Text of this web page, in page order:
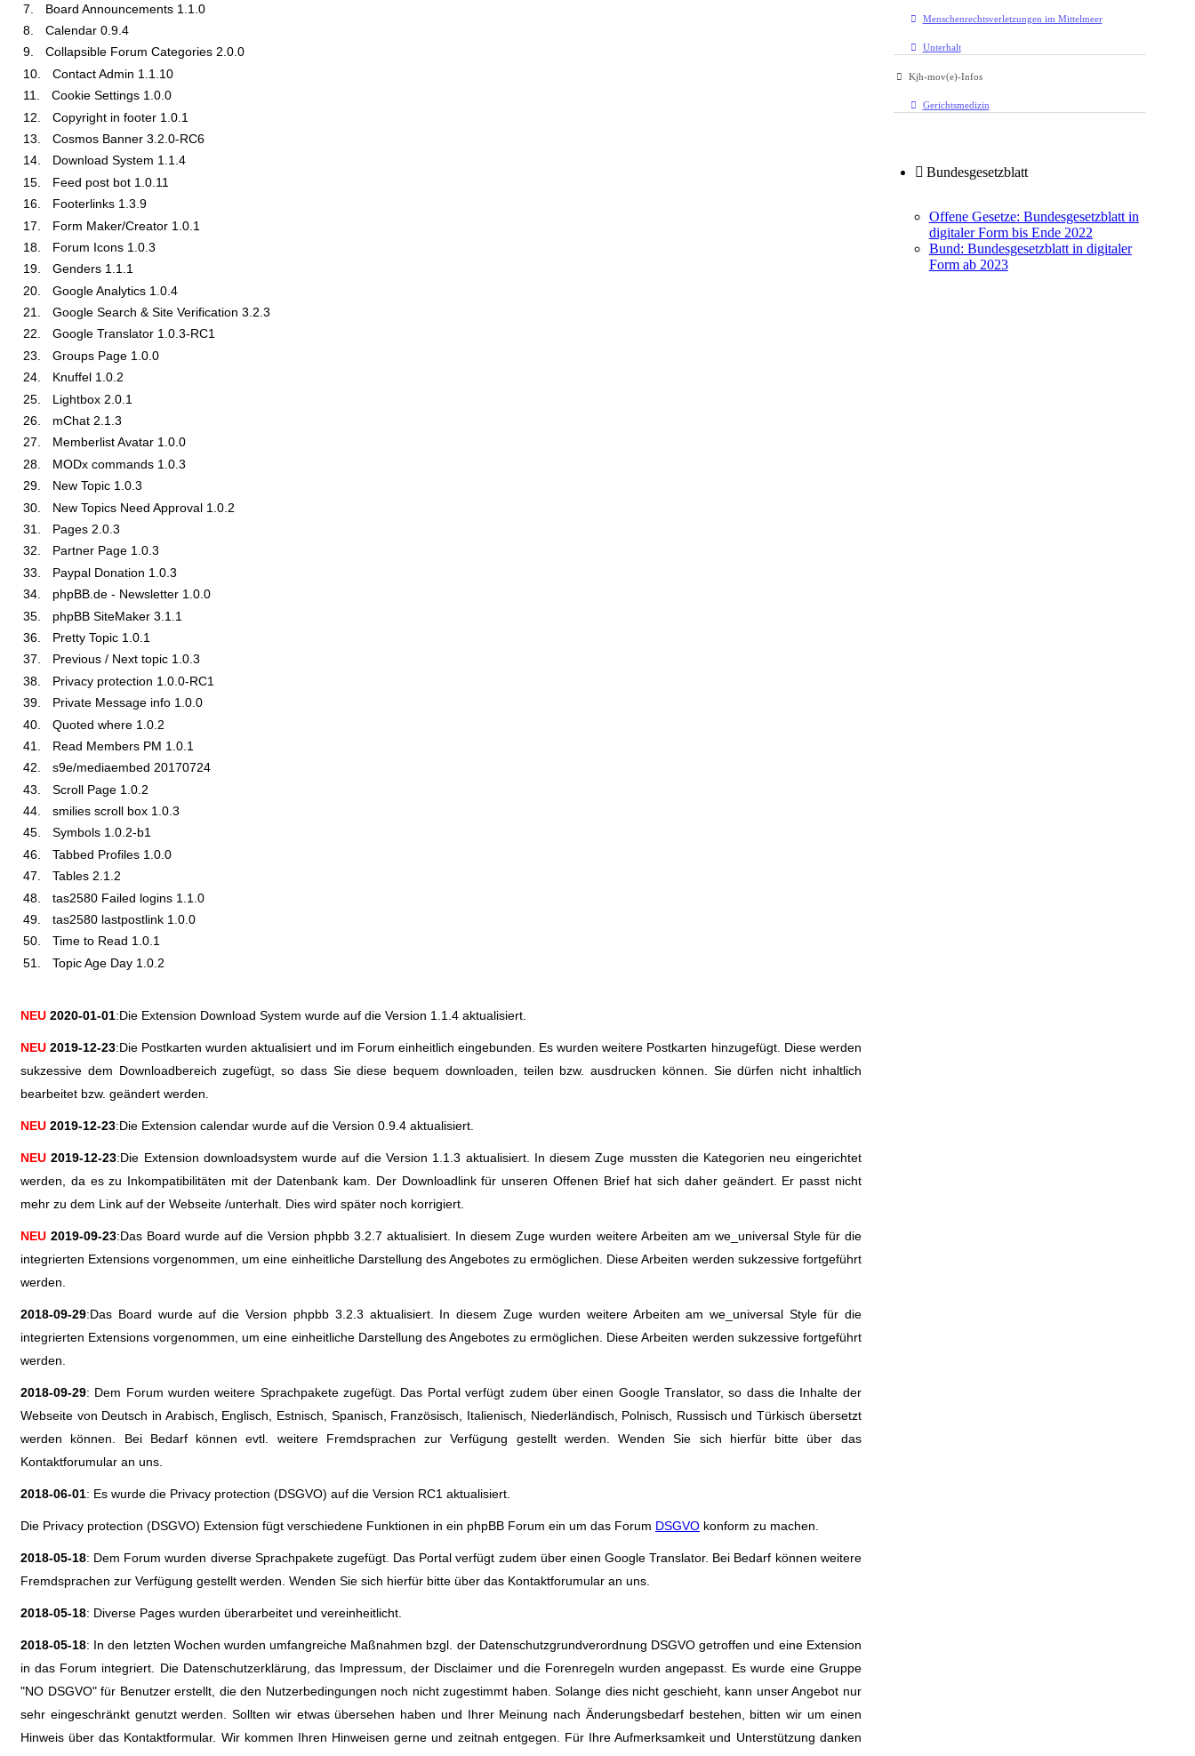
Board Announcements 1.1.0
Calendar 0.9.4
Collapsible Forum Categories 2.0.0
Contact Admin 1.1.10
Cookie Settings 1.0.0
Copyright in footer 1.0.1
Cosmos Banner 3.2.0-RC6
Download System 1.1.4
Feed post bot 1.0.11
Footerlinks 1.3.9
Form Maker/Creator 1.0.1
Forum Icons 1.0.3
Genders 1.1.1
Google Analytics 1.0.4
Google Search & Site Verification 3.2.3
Google Translator 1.0.3-RC1
Groups Page 1.0.0
Knuffel 1.0.2
Lightbox 2.0.1
mChat 2.1.3
Memberlist Avatar 1.0.0
MODx commands 1.0.3
New Topic 1.0.3
New Topics Need Approval 1.0.2
Pages 2.0.3
Partner Page 1.0.3
Paypal Donation 1.0.3
phpBB.de - Newsletter 1.0.0
phpBB SiteMaker 3.1.1
Pretty Topic 1.0.1
Previous / Next topic 1.0.3
Privacy protection 1.0.0-RC1
Private Message info 1.0.0
Quoted where 1.0.2
Read Members PM 1.0.1
s9e/mediaembed 20170724
Scroll Page 1.0.2
smilies scroll box 1.0.3
Symbols 1.0.2-b1
Tabbed Profiles 1.0.0
Tables 2.1.2
tas2580 Failed logins 1.1.0
tas2580 lastpostlink 1.0.0
Time to Read 1.0.1
Topic Age Day 1.0.2
NEU 2020-01-01:Die Extension Download System wurde auf die Version 1.1.4 aktualisiert.
NEU 2019-12-23:Die Postkarten wurden aktualisiert und im Forum einheitlich eingebunden. Es wurden weitere Postkarten hinzugefügt. Diese werden
sukzessive dem Downloadbereich zugefügt, so dass Sie diese bequem downloaden, teilen bzw. ausdrucken können. Sie dürfen nicht inhaltlich
bearbeitet bzw. geändert werden.
NEU 2019-12-23:Die Extension calendar wurde auf die Version 0.9.4 aktualisiert.
NEU 2019-12-23:Die Extension downloadsystem wurde auf die Version 1.1.3 aktualisiert. In diesem Zuge mussten die Kategorien neu eingerichtet
werden, da es zu Inkompatibilitäten mit der Datenbank kam. Der Downloadlink für unseren Offenen Brief hat sich daher geändert. Er passt nicht
mehr zu dem Link auf der Webseite /unterhalt. Dies wird später noch korrigiert.
NEU 2019-09-23:Das Board wurde auf die Version phpbb 3.2.7 aktualisiert. In diesem Zuge wurden weitere Arbeiten am we_universal Style für die
integrierten Extensions vorgenommen, um eine einheitliche Darstellung des Angebotes zu ermöglichen. Diese Arbeiten werden sukzessive fortgeführt
werden.
2018-09-29:Das Board wurde auf die Version phpbb 3.2.3 aktualisiert. In diesem Zuge wurden weitere Arbeiten am we_universal Style für die
integrierten Extensions vorgenommen, um eine einheitliche Darstellung des Angebotes zu ermöglichen. Diese Arbeiten werden sukzessive fortgeführt
werden.
2018-09-29: Dem Forum wurden weitere Sprachpakete zugefügt. Das Portal verfügt zudem über einen Google Translator, so dass die Inhalte der
Webseite von Deutsch in Arabisch, Englisch, Estnisch, Spanisch, Französisch, Italienisch, Niederländisch, Polnisch, Russisch und Türkisch übersetzt
werden können. Bei Bedarf können evtl. weitere Fremdsprachen zur Verfügung gestellt werden. Wenden Sie sich hierfür bitte über das
Kontaktforumular an uns.
2018-06-01: Es wurde die Privacy protection (DSGVO) auf die Version RC1 aktualisiert.
Die Privacy protection (DSGVO) Extension fügt verschiedene Funktionen in ein phpBB Forum ein um das Forum DSGVO konform zu machen.
2018-05-18: Dem Forum wurden diverse Sprachpakete zugefügt. Das Portal verfügt zudem über einen Google Translator. Bei Bedarf können weitere
Fremdsprachen zur Verfügung gestellt werden. Wenden Sie sich hierfür bitte über das Kontaktforumular an uns.
2018-05-18: Diverse Pages wurden überarbeitet und vereinheitlicht.
2018-05-18: In den letzten Wochen wurden umfangreiche Maßnahmen bzgl. der Datenschutzgrundverordnung DSGVO getroffen und eine Extension
in das Forum integriert. Die Datenschutzerklärung, das Impressum, der Disclaimer und die Forenregeln wurden angepasst. Es wurde eine Gruppe
"NO DSGVO" für Benutzer erstellt, die den Nutzerbedingungen noch nicht zugestimmt haben. Solange dies nicht geschieht, kann unser Angebot nur
sehr eingeschränkt genutzt werden. Sollten wir etwas übersehen haben und Ihrer Meinung nach Änderungsbedarf bestehen, bitten wir um einen
Hinweis über das Kontaktformular. Wir kommen Ihren Hinweisen gerne und zeitnah entgegen. Für Ihre Aufmerksamkeit und Unterstützung danken
Menschenrechtsverletzungen im Mittelmeer
Unterhalt
Kjh-mov(e)-Infos
Gerichtsmedizin
Bundesgesetzblatt
Offene Gesetze: Bundesgesetzblatt in
digitaler Form bis Ende 2022
Bund: Bundesgesetzblatt in digitaler
Form ab 2023